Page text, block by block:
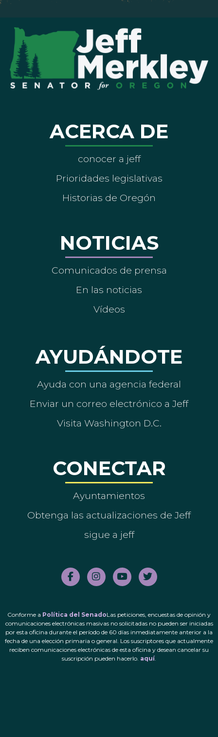
ACERCA DE
conocer a jeff
Prioridades legislativas
Historias de Oregón
NOTICIAS
Comunicados de prensa
En las noticias
Vídeos
AYUDÁNDOTE
Ayuda con una agencia federal
Enviar un correo electrónico a Jeff
Visita Washington D.C.
CONECTAR
Ayuntamientos
Obtenga las actualizaciones de Jeff
sigue a jeff
Conforme a Política del SenadoLas peticiones, encuestas de opinión y
comunicaciones electrónicas masivas no solicitadas no pueden ser iniciadas
por esta oficina durante el período de 60 días inmediatamente anterior a la
fecha de una elección primaria o general. Los suscriptores que actualmente
reciben comunicaciones electrónicas de esta oficina y desean cancelar su
suscripción pueden hacerlo. aquí